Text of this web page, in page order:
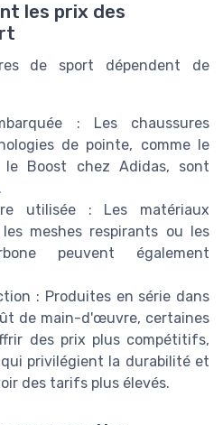
les prix des
de sport dépendent de
: Les chaussures
de pointe, comme le
Boost chez Adidas, sont
utilisée : Les matériaux
meshes respirants ou les
peuvent également
: Produites en série dans
de main-d'œuvre, certaines
des prix plus compétitifs,
privilégient la durabilité et
des tarifs plus élevés.